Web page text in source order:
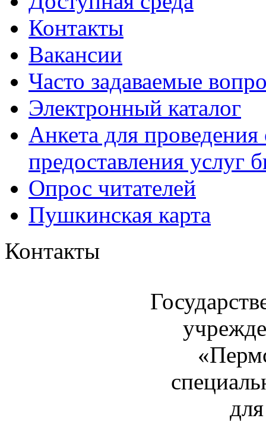
Контакты
Вакансии
Часто задаваемые
Электронный каталог
Анкета для проведения
предоставления услуг
Опрос читателей
Пушкинская карта
Контакты